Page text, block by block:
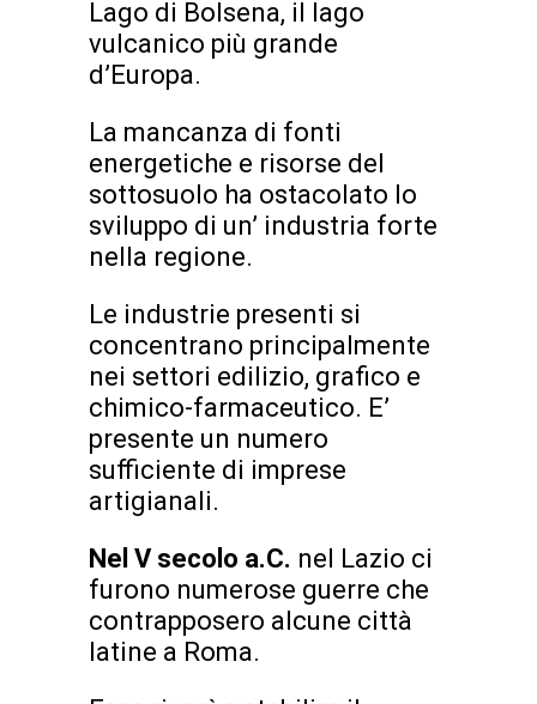
Lago di Bolsena, il lago
vulcanico più grande
d’Europa.
La mancanza di fonti
energetiche e risorse del
sottosuolo ha ostacolato lo
sviluppo di un’ industria forte
nella regione.
Le industrie presenti si
concentrano principalmente
nei settori edilizio, grafico e
chimico-farmaceutico. E’
presente un numero
sufficiente di imprese
artigianali.
Nel V secolo a.C. nel Lazio ci
furono numerose guerre che
contrapposero alcune città
latine a Roma.